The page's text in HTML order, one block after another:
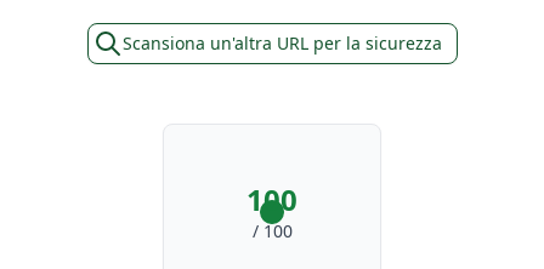
Scansiona un'altra URL per la sicurezza
100
/ 100